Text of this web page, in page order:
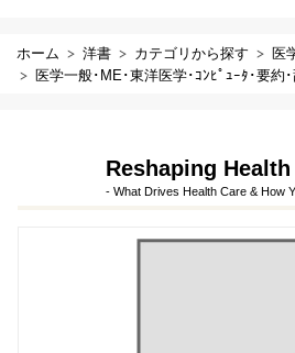
ホーム 洋書 カテゴリから探す
医
医学一般･ME･東洋医学･ｺﾝﾋﾟｭｰﾀ･要約
Reshaping
- What Drives Health Care & How